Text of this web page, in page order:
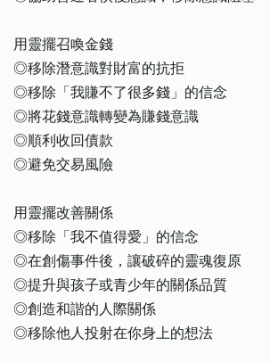
用靈擺召喚金錢
◎移除潛意識對財富的抗拒
◎移除「我賺不了很多錢」的信念
◎將花錢意識轉變為賺錢意識
◎順利收回債款
◎避免交易風險
用靈擺改善關係
◎移除「我不值得愛」的信念
◎在創傷事件後，讓破碎的靈魂復原
◎提升與孩子或青少年的關係品質
◎創造和諧的人際關係
◎移除他人投射在你身上的想法